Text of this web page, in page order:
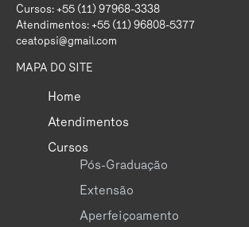
Cursos: +55 (11) 97968-3338
Atendimentos: +55 (11) 96808-5377
ceatopsi@gmail.com
MAPA DO SITE
Home
Atendimentos
Cursos
Pós-Graduação
Extensão
Aperfeiçoamento